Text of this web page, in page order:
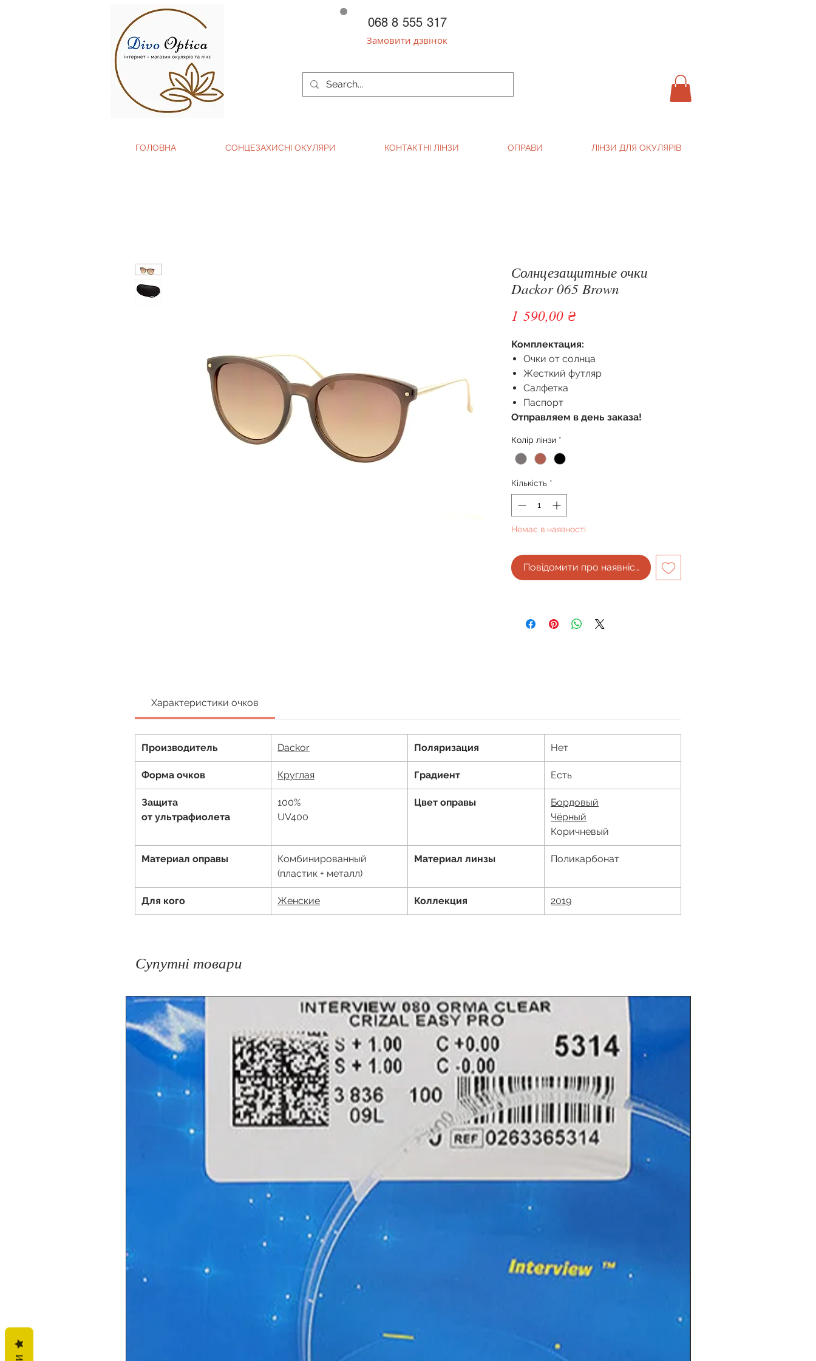
068 8 555 317
Замовити дзвінок
ГОЛОВНА СОНЦЕЗАХИСНІ ОКУЛЯРИ КОНТАКТНІ ЛІНЗИ ОПРАВИ ЛІНЗИ ДЛЯ ОКУЛЯРІВ
Солнцезащитные очки
Dackor 065 Brown
1 590,00 ₴Ціна
Комплектация:
Очки от солнца
Жесткий футляр
Салфетка
Паспорт
Отправляем в день заказа!
Колір лінзи *
Кількість *
Немає в наявності
Повідомити про наявність
Характеристики очков
Производитель Dackor Поляризация Нет
Форма очков Круглая Градиент Есть
Защита
от ультрафиолета
100%
UV400
Цвет оправы
Бордовый
Чёрный
Коричневый
Материал оправы
Комбинированный
(пластик + металл)
Материал линзы Поликарбонат
Для кого Женские Коллекция 2019
Супутні товари